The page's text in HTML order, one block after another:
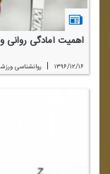
اهمیت آمادگی
۱۳۹۶/۱۲/۱۶ | روانشناسی